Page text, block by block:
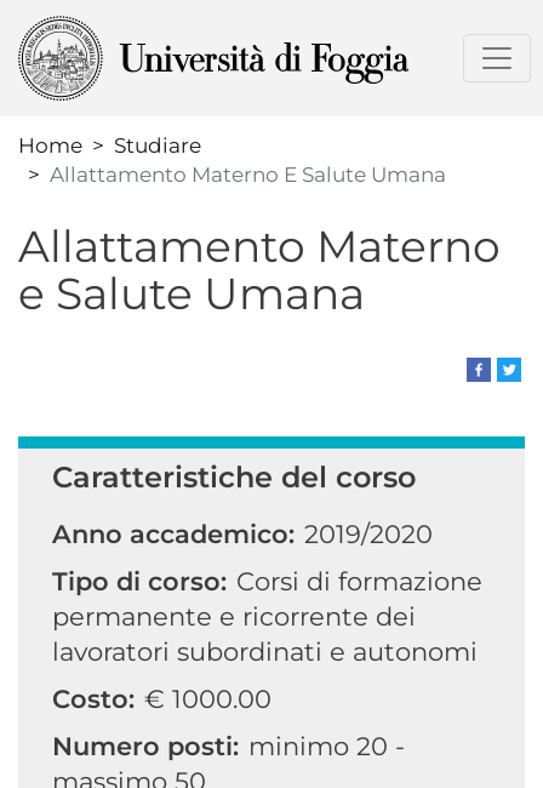
al
contenuto
Home
Studiare
Allattamento Materno E Salute Umana
Allattamento Materno
e Salute Umana
Caratteristiche del corso
Anno accademico: 2019/2020
Tipo di corso: Corsi di formazione
permanente e ricorrente dei
lavoratori subordinati e autonomi
Costo: € 1000.00
Numero posti: minimo 20 -
massimo 50